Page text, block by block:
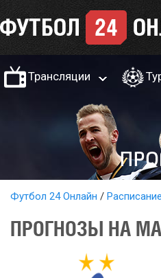
Трансляции
Футбол 24 Онлайн
ПРОГНОЗЫ НА